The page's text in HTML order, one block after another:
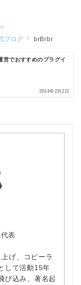
ブログ brBrbr
でおすすめのプラグイ
2014年2月2日
表
げ、コピーラ
して活動15年
び込み、著名起